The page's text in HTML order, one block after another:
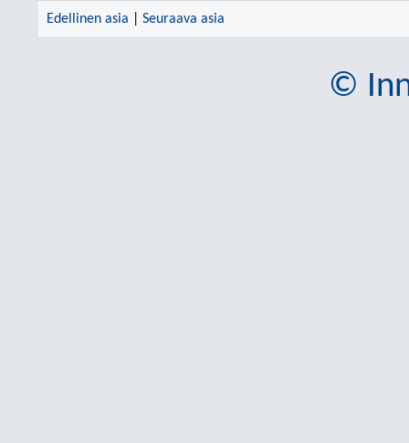
Edellinen asia Seuraava asia
©